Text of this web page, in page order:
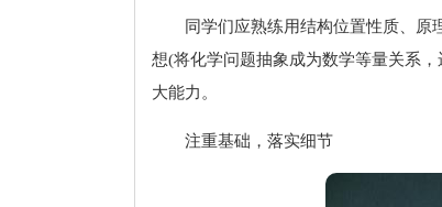
同学们应熟练用结构位置性质、原
想(将化学问题抽象成为数学等量关系
大能力。
注重基础，落实细节